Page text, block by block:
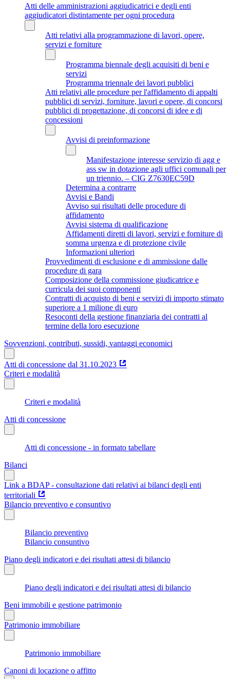
Atti delle amministrazioni aggiudicatrici e degli enti
aggiudicatori distintamente per ogni procedura
Atti relativi alla programmazione di lavori, opere,
servizi e forniture
Programma biennale degli acquisiti di beni e
servizi
Programma triennale dei lavori pubblici
Atti relativi alle procedure per l'affidamento di appalti
pubblici di servizi, forniture, lavori e opere, di concorsi
pubblici di progettazione, di concorsi di idee e di
concessioni
Avvisi di preinformazione
Manifestazione interesse servizio di agg e
ass sw in dotazione agli uffici comunali per
un triennio. – CIG Z7630EC59D
Determina a contrarre
Avvisi e Bandi
Avviso sui risultati delle procedure di
affidamento
Avvisi sistema di qualificazione
Affidamenti diretti di lavori, servizi e forniture di
somma urgenza e di protezione civile
Informazioni ulteriori
Provvedimenti di esclusione e di ammissione dalle
procedure di gara
Composizione della commissione giudicatrice e
curricula dei suoi componenti
Contratti di acquisto di beni e servizi di importo stimato
superiore a 1 milione di euro
Resoconti della gestione finanziaria dei contratti al
termine della loro esecuzione
Sovvenzioni, contributi, sussidi, vantaggi economici
Atti di concessione dal 31.10.2023
Criteri e modalità
Criteri e modalità
Atti di concessione
Atti di concessione - in formato tabellare
Bilanci
Link a BDAP - consultazione dati relativi ai bilanci degli enti
territoriali
Bilancio preventivo e consuntivo
Bilancio preventivo
Bilancio consuntivo
Piano degli indicatori e dei risultati attesi di bilancio
Piano degli indicatori e dei risultati attesi di bilancio
Beni immobili e gestione patrimonio
Patrimonio immobiliare
Patrimonio immobiliare
Canoni di locazione o affitto